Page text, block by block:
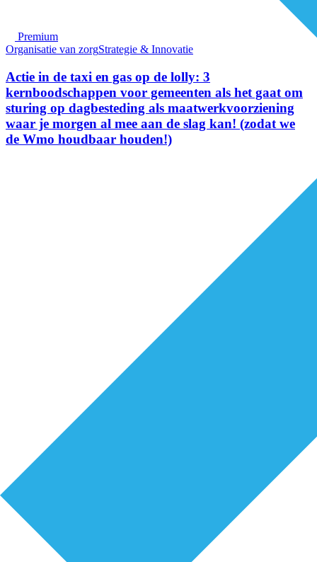
Premium
Organisatie van zorgStrategie & Innovatie
Actie in de taxi en gas op de lolly: 3
kernboodschappen voor gemeenten als het gaat om
sturing op dagbesteding als maatwerkvoorziening
waar je morgen al mee aan de slag kan! (zodat we
de Wmo houdbaar houden!)